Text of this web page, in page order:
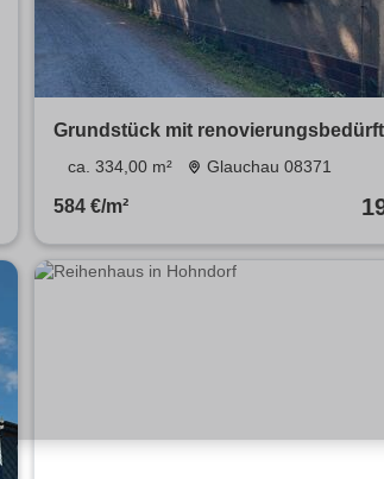
Grundstück mit
Gebäude und Reihengarage
ca. 334,00 m² Glauchau 08371
584 €/m²